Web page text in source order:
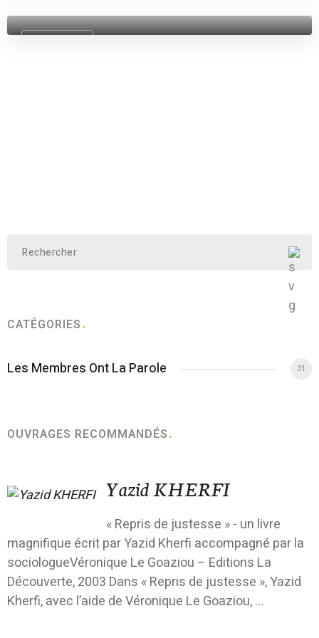
CATÉGORIES
Les Membres Ont La Parole 31
OUVRAGES RECOMMANDÉS
Yazid KHERFI
« Repris de justesse » - un livre
magnifique écrit par Yazid Kherfi accompagné par la
sociologueVéronique Le Goaziou – Editions La
Découverte, 2003 Dans « Repris de justesse », Yazid
Kherfi, avec l’aide de Véronique Le Goaziou, ...